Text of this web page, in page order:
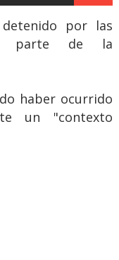
por las
parte de la
haber ocurrido
un "contexto